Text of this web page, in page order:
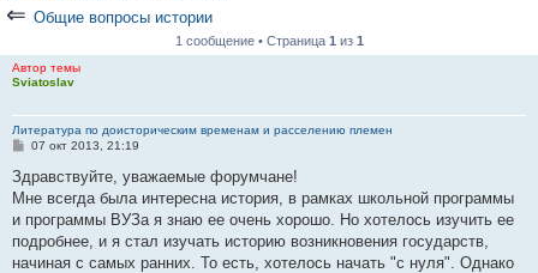
⇐ Общие вопросы истории
1 сообщение • Страница 1 из 1
Автор темы
Sviatoslav
Литература по доисторическим временам и расселению племен
С
о
б
щ
е
и
е
07 окт 2013, 21:19
Здравствуйте, уважаемые форумчане!
Мне всегда была интересна история, в рамках школьной программы
и программы ВУЗа я знаю ее очень хорошо. Но хотелось изучить ее
подробнее, и я стал изучать историю возникновения государств,
начиная с самых ранних. То есть, хотелось начать "с нуля". Однако